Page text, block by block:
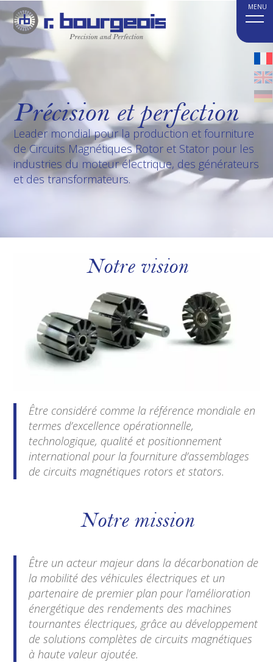
Précision et perfection
Leader mondial pour la production et fourniture
de Circuits Magnétiques Rotor et Stator pour les
industries du moteur électrique, des générateurs
et des transformateurs.
Notre vision
Être considéré comme la référence mondiale en
termes d’excellence opérationnelle,
technologique, qualité et positionnement
international pour la fourniture d’assemblages
de circuits magnétiques rotors et stators.
Notre mission
Être un acteur majeur dans la décarbonation de
la mobilité des véhicules électriques et un
partenaire de premier plan pour l’amélioration
énergétique des rendements des machines
tournantes électriques, grâce au développement
de solutions complètes de circuits magnétiques
à haute valeur ajoutée.